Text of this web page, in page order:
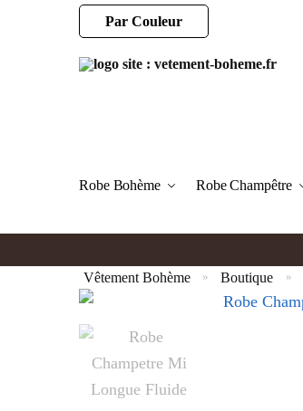
Par Couleur
Robe Bohème Robe Champêtre
Vêtement Bohème » Boutique »